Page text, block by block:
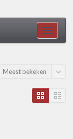
Meest bekeken